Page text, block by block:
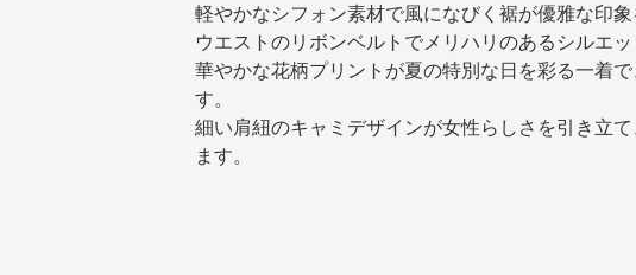
軽やかなシフォン素材で風になびく裾が優雅な印象
ウエストのリボンベルトでメリハリのあるシルエ
華やかな花柄プリントが夏の特別な日を彩る一着
す。
細い肩紐のキャミデザインが女性らしさを引き立
ます。